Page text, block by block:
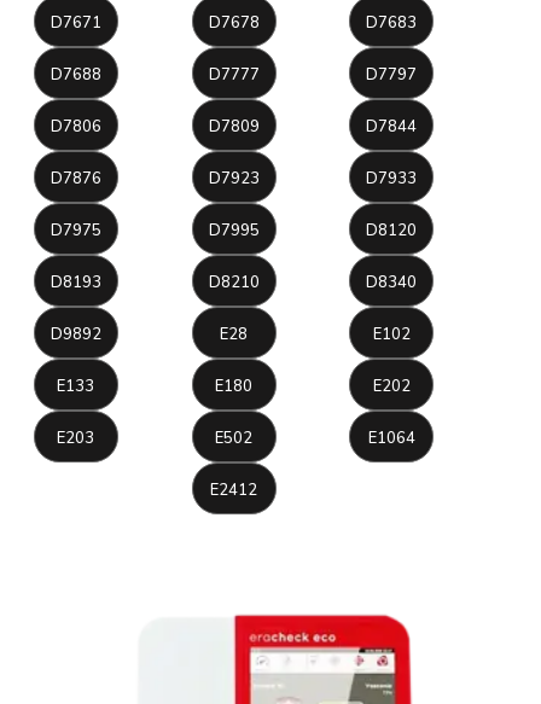
D7671 D7678 D7683
D7688 D7777 D7797
D7806 D7809 D7844
D7876 D7923 D7933
D7975 D7995 D8120
D8193 D8210 D8340
D9892 E28 E102
E133 E180 E202
E203 E502 E1064
E2412